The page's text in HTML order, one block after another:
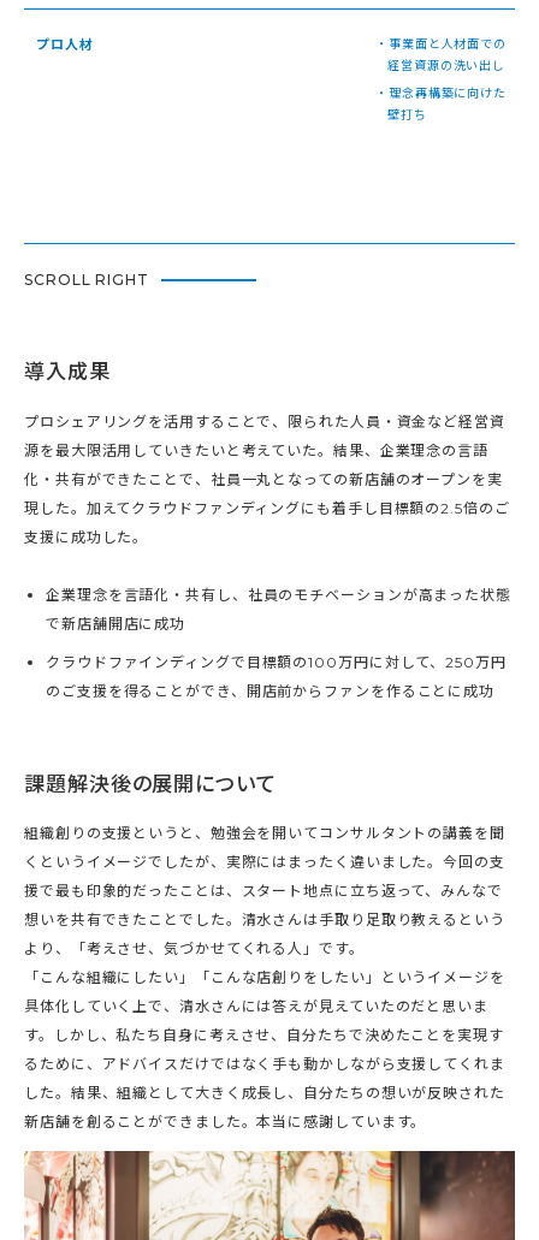
プロ人材
・事業面と人材面での
経営資源の洗い出し
・理念再構築に向けた
壁打ち
SCROLL RIGHT
導入成果
プロシェアリングを活用することで、限られた人員・資金など経営資
源を最大限活用していきたいと考えていた。結果、企業理念の言語
化・共有ができたことで、社員一丸となっての新店舗のオープンを実
現した。加えてクラウドファンディングにも着手し目標額の2.5倍のご
支援に成功した。
企業理念を言語化・共有し、社員のモチベーションが高まった状態
で新店舗開店に成功
クラウドファインディングで目標額の100万円に対して、250万円
のご支援を得ることができ、開店前からファンを作ることに成功
課題解決後の展開について
組織創りの支援というと、勉強会を開いてコンサルタントの講義を聞
くというイメージでしたが、実際にはまったく違いました。今回の支
援で最も印象的だったことは、スタート地点に立ち返って、みんなで
想いを共有できたことでした。清水さんは手取り足取り教えるという
より、「考えさせ、気づかせてくれる人」です。
「こんな組織にしたい」「こんな店創りをしたい」というイメージを
具体化していく上で、清水さんには答えが見えていたのだと思いま
す。しかし、私たち自身に考えさせ、自分たちで決めたことを実現す
るために、アドバイスだけではなく手も動かしながら支援してくれま
した。結果、組織として大きく成長し、自分たちの想いが反映された
新店舗を創ることができました。本当に感謝しています。